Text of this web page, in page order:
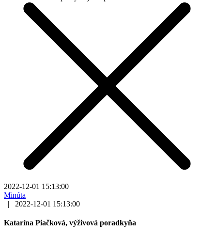
2022-12-01 15:13:00
Minúta
|
2022-12-01 15:13:00
Katarína Piačková, výživová poradkyňa